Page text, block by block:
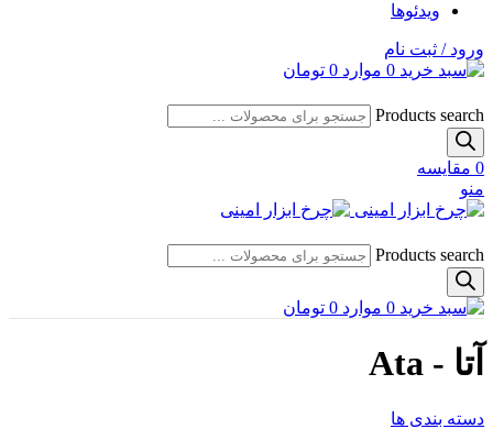
ویدئوها
ورود / ثبت نام
0 موارد 0 تومان
Products search
0 مقایسه
منو
Products search
0 موارد 0 تومان
آتا - Ata
دسته بندی ها